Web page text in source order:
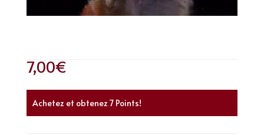
7,00€
Achetez et obtenez 7 Points!